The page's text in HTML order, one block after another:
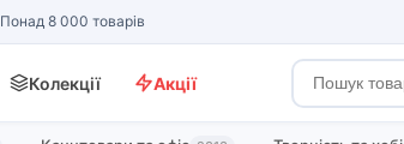
Понад 8 000 товарів
Колекції Акції